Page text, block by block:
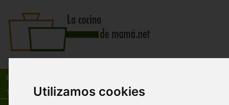
Utilizamos cookies
Recetas
Tienda